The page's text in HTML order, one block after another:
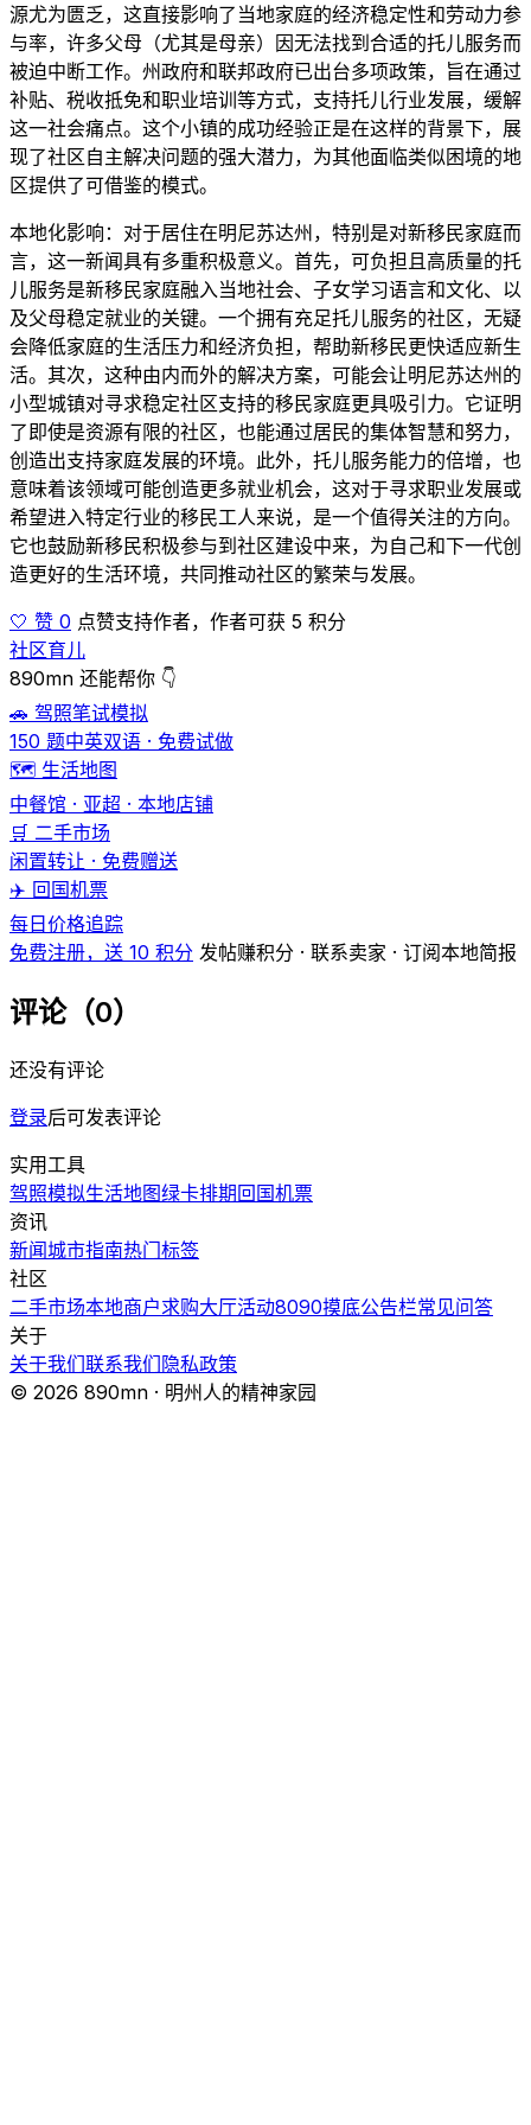
源尤为匮乏，这直接影响了当地家庭的经济稳定性和劳动力参
与率，许多父母（尤其是母亲）因无法找到合适的托儿服务而
被迫中断工作。州政府和联邦政府已出台多项政策，旨在通过
补贴、税收抵免和职业培训等方式，支持托儿行业发展，缓解
这一社会痛点。这个小镇的成功经验正是在这样的背景下，展
现了社区自主解决问题的强大潜力，为其他面临类似困境的地
区提供了可借鉴的模式。
本地化影响：对于居住在明尼苏达州，特别是对新移民家庭而
言，这一新闻具有多重积极意义。首先，可负担且高质量的托
儿服务是新移民家庭融入当地社会、子女学习语言和文化、以
及父母稳定就业的关键。一个拥有充足托儿服务的社区，无疑
会降低家庭的生活压力和经济负担，帮助新移民更快适应新生
活。其次，这种由内而外的解决方案，可能会让明尼苏达州的
小型城镇对寻求稳定社区支持的移民家庭更具吸引力。它证明
了即使是资源有限的社区，也能通过居民的集体智慧和努力，
创造出支持家庭发展的环境。此外，托儿服务能力的倍增，也
意味着该领域可能创造更多就业机会，这对于寻求职业发展或
希望进入特定行业的移民工人来说，是一个值得关注的方向。
它也鼓励新移民积极参与到社区建设中来，为自己和下一代创
造更好的生活环境，共同推动社区的繁荣与发展。
🤍 赞 0 点赞支持作者，作者可获 5 积分
社区育儿
890mn 还能帮你 👇
🚗 驾照笔试模拟
150 题中英双语 · 免费试做
🗺️ 生活地图
中餐馆 · 亚超 · 本地店铺
🛒 二手市场
闲置转让 · 免费赠送
✈️ 回国机票
每日价格追踪
免费注册，送 10 积分 发帖赚积分 · 联系卖家 · 订阅本地简报
评论（0）
还没有评论
登录后可发表评论
实用工具
驾照模拟生活地图绿卡排期回国机票
资讯
新闻城市指南热门标签
社区
二手市场本地商户求购大厅活动8090摸底公告栏常见问答
关于
关于我们联系我们隐私政策
© 2026 890mn · 明州人的精神家园